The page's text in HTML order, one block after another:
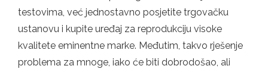
testovima, već jednostavno posjetite trgovačku
ustanovu i kupite uređaj za reprodukciju visoke
kvalitete eminentne marke. Međutim, takvo rješenje
problema za mnoge, iako će biti dobrodošao, ali